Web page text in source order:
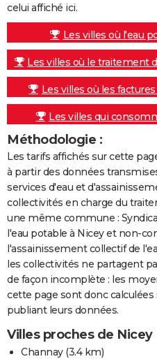
celui affiché ici.
Les villes où l'eau
Les villes où le traitement
Les villes où les
Les villes qui
Méthodologie :
Les tarifs affichés sur cette
à partir des données
services d'eau et
collectivités en charge du
une même commune :
l'eau potable à Nicey et non-
l'assainissement collectif de
les collectivités ne partagent
de façon incomplète : les
cette page sont donc
publiant leurs données.
Villes proches de Nicey
Channay(3.4 km)